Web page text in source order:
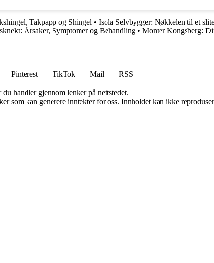
Takpapp og Shingel • Isola Selvbygger: Nøkkelen til et
Årsaker, Symptomer og Behandling • Monter Kongsberg:
Pinterest TikTok Mail
RSS
handler gjennom lenker på nettstedet.
som kan generere inntekter for oss. Innholdet kan ikke